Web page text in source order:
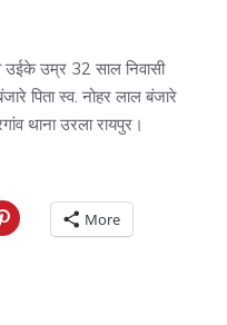
उईके उम्र 32 साल निवासी
पिता स्व. नोहर लाल बंजारे
थाना उरला रायपुर।
More